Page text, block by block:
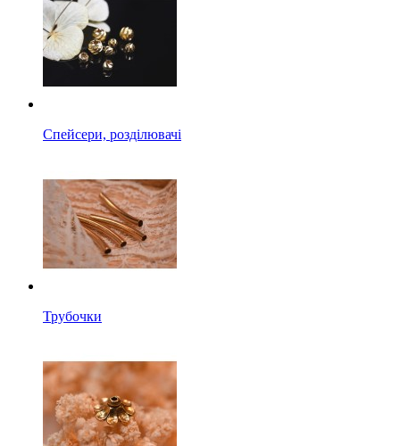
Спейсери, розділювачі
Трубочки